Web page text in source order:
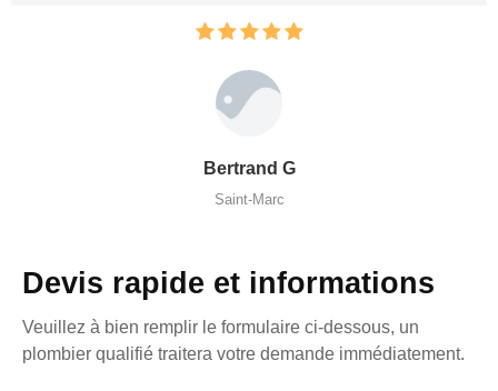
Bertrand G
Saint-Marc
Devis rapide et informations
Veuillez à bien remplir le formulaire ci-dessous, un
plombier qualifié traitera votre demande immédiatement.